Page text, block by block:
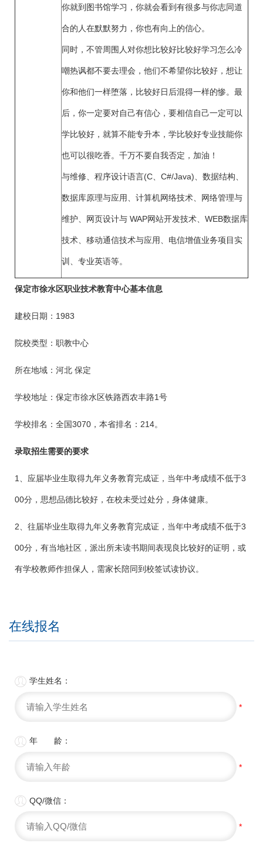
你就到图书馆学习，你就会看到有很多与你志同道
合的人在默默努力，你也有向上的信心。
同时，不管周围人对你想比较好比较好学习怎么冷
嘲热讽都不要去理会，他们不希望你比较好，想让
你和他们一样堕落，比较好日后混得一样的惨。最
后，你一定要对自己有信心，要相信自己一定可以
学比较好，就算不能专升本，学比较好专业技能你
也可以很吃香。千万不要自我否定，加油！
与维修、程序设计语言(C、C#/Java)、数据结构、
数据库原理与应用、计算机网络技术、网络管理与
维护、网页设计与 WAP网站开发技术、WEB数据库
技术、移动通信技术与应用、电信增值业务项目实
训、专业英语等。
保定市徐水区职业技术教育中心基本信息
建校日期：1983
院校类型：职教中心
所在地域：河北 保定
学校地址：保定市徐水区铁路西农丰路1号
学校排名：全国3070，本省排名：214。
录取招生需要的要求
1、应届毕业生取得九年义务教育完成证，当年中考成绩不低于3
00分，思想品德比较好，在校未受过处分，身体健康。
2、往届毕业生取得九年义务教育完成证，当年中考成绩不低于3
00分，有当地社区，派出所未读书期间表现良比较好的证明，或
有学校教师作担保人，需家长陪同到校签试读协议。
在线报名
 学生姓名：
*
 年 龄：
*
 QQ/微信：
*